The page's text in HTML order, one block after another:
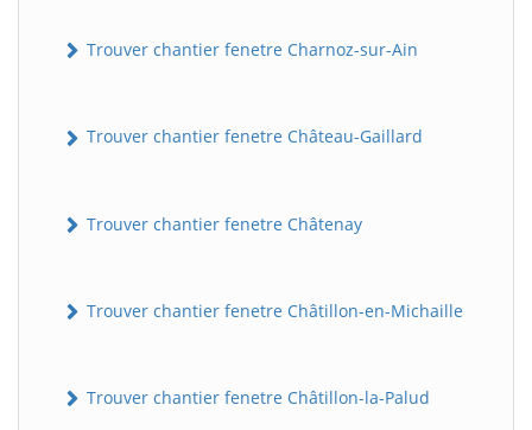
Trouver chantier fenetre Charnoz-sur-Ain
Trouver chantier fenetre Château-Gaillard
Trouver chantier fenetre Châtenay
Trouver chantier fenetre Châtillon-en-Michaille
Trouver chantier fenetre Châtillon-la-Palud